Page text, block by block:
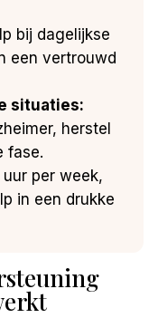
bij dagelijkse
een vertrouwd
situaties:
herstel
fase.
per week,
in een drukke